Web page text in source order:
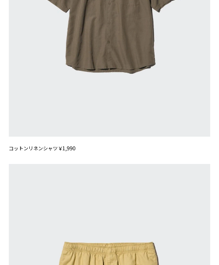
コットンリネンシャツ￥1,990